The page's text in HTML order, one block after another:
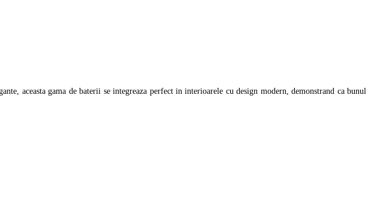
aceasta gama de baterii se integreaza perfect in interioarele cu design modern, demonstrand ca bunul